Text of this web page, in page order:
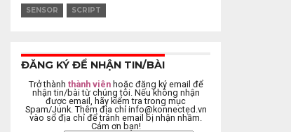
SENSOR
SCRIPT
ĐĂNG KÝ ĐỂ NHẬN TIN/BÀI
Trở thành thành viênhoặc đăng ký email để
nhận tin/bài từ chúng tôi. Nếu không nhận
được email, hãy kiểm tra trong mục
Spam/Junk. Thêm địa chỉ info@konnected.vn
vào sổ địa chỉ để tránh email bị nhận nhầm.
Cảm ơn bạn!